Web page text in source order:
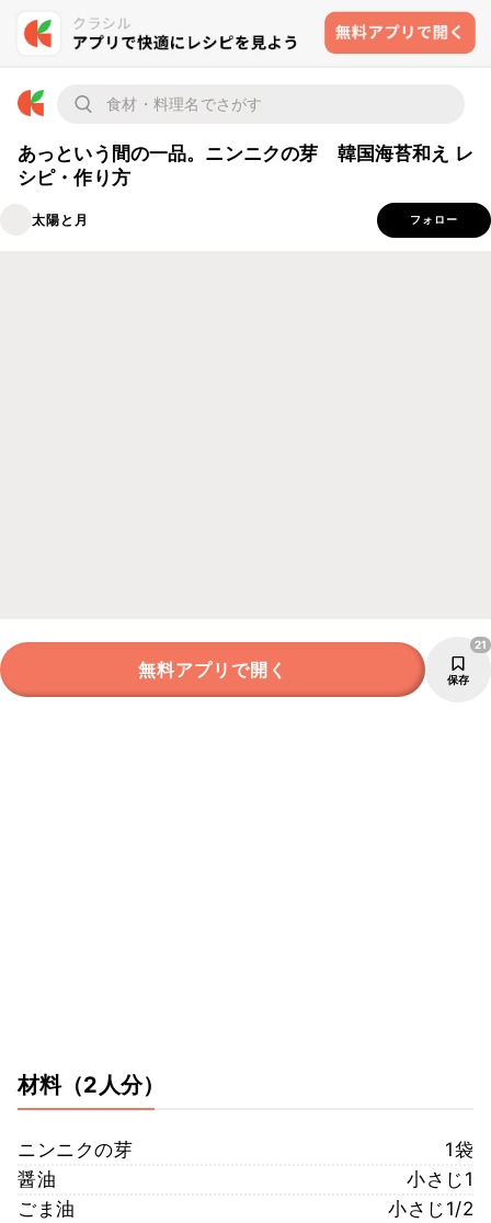
あっという間の一品。ニンニクの芽 韓国海苔和え レ
シピ・作り方
太陽と月 フォロー
無料アプリで開く 保存
21
材料（2人分）
ニンニクの芽
1袋
醤油
小さじ1
ごま油
小さじ1/2